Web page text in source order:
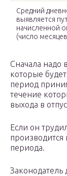
Средний
выявляется
начисленной
(число
Сначала надо
которые
период
течение
выхода в
Если он
производится
периода.
Законодатель